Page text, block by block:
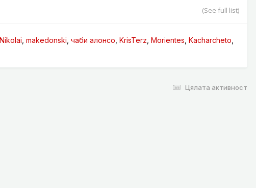
(See full list)
Nikolai makedonski чаби алонсо KrisTerz Morientes
Kacharcheto
Цялата активност